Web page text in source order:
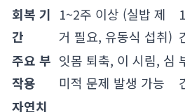
회복 기
간
1~2주 이상 (실밥 제
거 필요, 유동식 섭취)
주요 부
작용
잇몸 퇴축, 이 시림, 심
미적 문제 발생 가능
자연치